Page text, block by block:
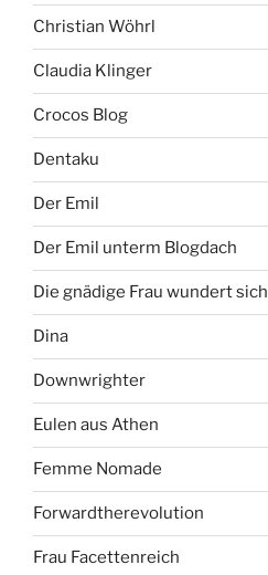
Christian Wöhrl
Claudia Klinger
Crocos Blog
Dentaku
Der Emil
Der Emil unterm Blogdach
Die gnädige Frau wundert sich
Dina
Downwrighter
Eulen aus Athen
Femme Nomade
Forwardtherevolution
Frau Facettenreich